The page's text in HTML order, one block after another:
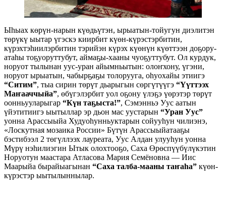
Ыһыах көрүн-нарын күөдьүтэн, ырыатын-тойугун диэлитэн
төрүкү ыытар үгэскэ киирбит күөн-күрэстэрбитин,
күрэхтэһиилэрбитин тэрийэн күрэх күөнүн күөттээн доҕору-
атаһы тоҕуоруттубут, аймаҕы-хааны чуоҕуттубут. Ол курдук,
норуот тылынан уус-уран айымньытын: олоҥхону, үгэни,
норуот ырыатын, чабырҕаҕы толорууга, оһуохайы этиигэ
“Ситим”, тыа сирин төрүт дьарыгын сөргүтүүгэ “Үүттээх
Маҥааччыйа”, өбүгэлэрбит уол оҕону үлэҕэ үөрэтэр төрүт
оонньууларыгар “Күн таҕыста!”, Сэмэнньэ Уус аатын
үйэтитиигэ ыытыллар эр дьон мас уустарын “Уран Уус”
уонна Арассыыйа Худуоһунньуктарын сойууһун чилиэнэ,
«Лоскутная мозаика России» Бүтүн Арассыыйатааҕы
бэстибээл 2 төгүллээх лауреата, Уус Алдан улууһун уонна
Мүрү нэһилиэгин Ытык олохтооҕо, Саха Өрөспүүбүлүкэтин
Норуотун маастара Атласова Мария Семёновна — Иис
Маарыйа бырайыагынан “Саха талба-мааны таҥаһа” күөн-
күрэстэр ыытылыннылар.